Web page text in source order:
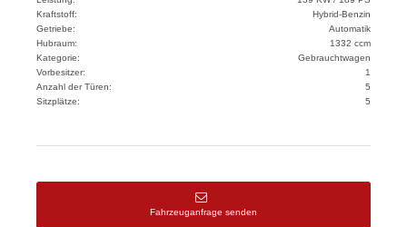
Kraftstoff:
Hybrid-Benzin
Getriebe:
Automatik
Hubraum:
1332 ccm
Kategorie:
Gebrauchtwagen
Vorbesitzer:
1
Anzahl der Türen:
5
Sitzplätze:
5
Fahrzeuganfrage senden